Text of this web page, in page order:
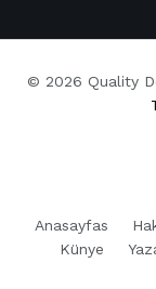
© 2026 Quality
Anasayfas
Künye